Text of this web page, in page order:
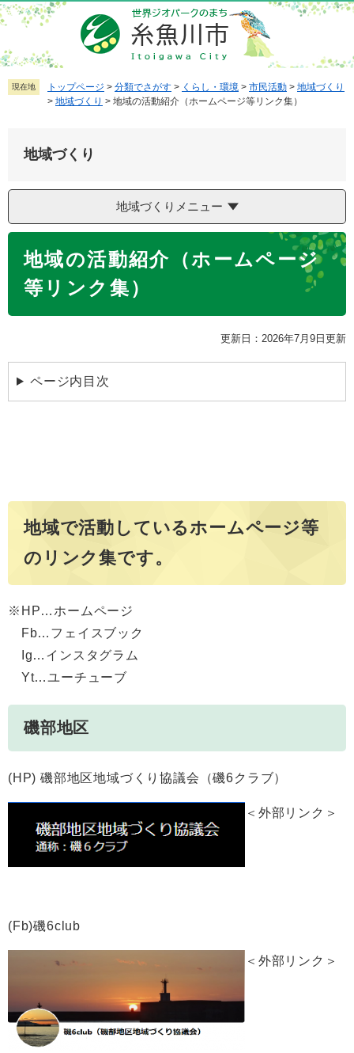
ペ
ー
ジ
の
先
メ
ニ
ュ
ー
を
へ
現在地 トップページ > 分類でさがす > くらし・環境 > 市民活動 > 地域づくり
> 地域づくり > 地域の活動紹介（ホームページ等リンク集）
地域づくり
地域づくりメニュー
地域の活動紹介（ホームページ
等リンク集）
更新日：2026年7月9日更新
ページ内目次
地域で活動しているホームページ等
のリンク集です。
※HP…ホームページ
Fb…フェイスブック
Ig…インスタグラム
Yt…ユーチューブ
磯部地区
(HP) 磯部地区地域づくり協議会（磯6クラブ）
＜外部リンク＞
(Fb)磯6club
＜外部リンク＞